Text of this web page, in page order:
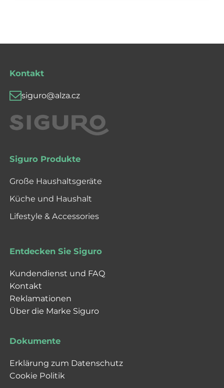
Kontakt
siguro@alza.cz
Siguro Produkte
Große Haushaltsgeräte
Küche und Haushalt
Lifestyle & Accessories
Entdecken Sie Siguro
Kundendienst und FAQ
Kontakt
Reklamationen
Über die Marke Siguro
Dokumente
Erklärung zum Datenschutz
Cookie Politik